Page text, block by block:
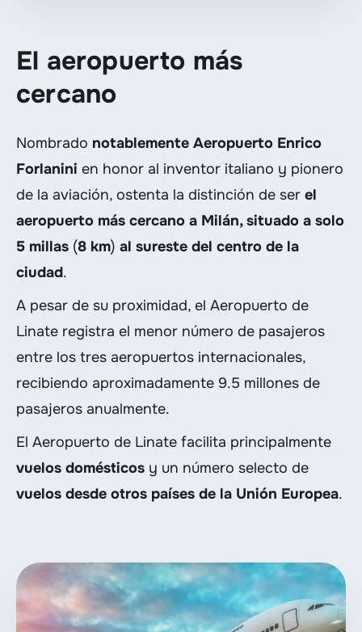
El aeropuerto más
cercano
Nombrado notablemente Aeropuerto Enrico
Forlanini en honor al inventor italiano y pionero
de la aviación, ostenta la distinción de ser el
aeropuerto más cercano a Milán, situado a solo
5 millas (8 km) al sureste del centro de la
ciudad.
A pesar de su proximidad, el Aeropuerto de
Linate registra el menor número de pasajeros
entre los tres aeropuertos internacionales,
recibiendo aproximadamente 9.5 millones de
pasajeros anualmente.
El Aeropuerto de Linate facilita principalmente
vuelos domésticos y un número selecto de
vuelos desde otros países de la Unión Europea.